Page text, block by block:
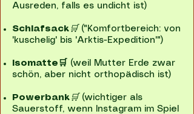
Ausreden, falls es undicht ist)
Schlafsack 🛒 ("Komfortbereich: von
'kuschelig' bis 'Arktis-Expedition'")
Isomatte🛒 (weil Mutter Erde zwar
schön, aber nicht orthopädisch ist)
Powerbank 🛒 (wichtiger als
Sauerstoff, wenn Instagram im Spiel